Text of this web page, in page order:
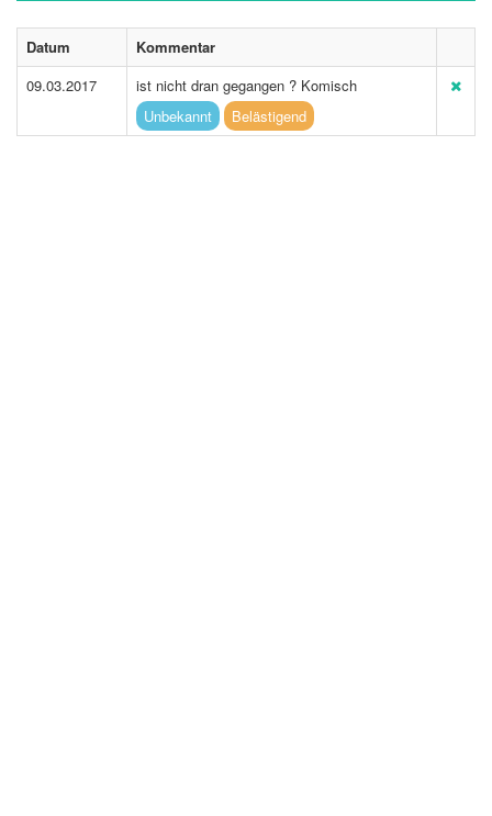
Datum
Kommentar
09.03.2017
ist nicht dran gegangen ? Komisch
Unbekannt
Belästigend